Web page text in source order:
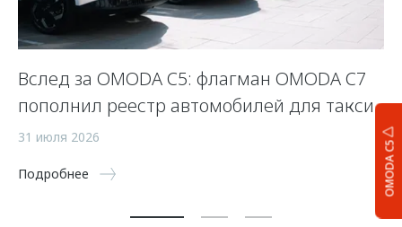
OMODA C5
Вслед за OMODA C5: флагман OMODA C7
пополнил реестр автомобилей для такси
31 июля 2026
Подробнее
5